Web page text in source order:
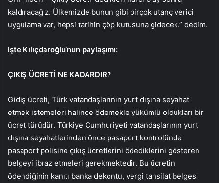
kaldıracağız. Ülkemizde bunun gibi birçok utanç verici
uygulama var, hepsi tarihin çöp kutusuna gidecek.” dedim.
İşte Kılıçdaroğlu’nun paylaşımı:
ÇIKIŞ ÜCRETİ NE KADARDIR?
Gidiş ücreti, Türk vatandaşlarının yurt dışına seyahat
etmek istemeleri halinde ödemekle yükümlü oldukları bir
ücret türüdür. Türkiye Cumhuriyeti vatandaşlarının yurt
dışına seyahatlerinden önce pasaport kontrolünde
pasaport polisine çıkış ücretlerini ödediklerini gösteren
belgeyi ibraz etmeleri gerekmektedir. Bu ücretin
ödendiğinin kanıtı banka dekontu, vergi tahsilat belgesi